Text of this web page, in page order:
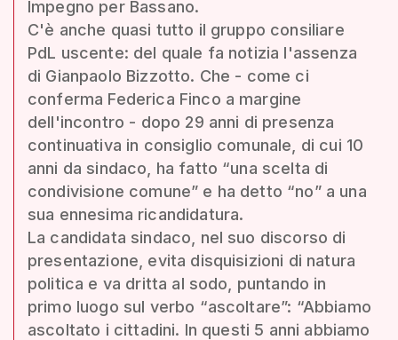
Impegno per Bassano.
C'è anche quasi tutto il gruppo consiliare
PdL uscente: del quale fa notizia l'assenza
di Gianpaolo Bizzotto. Che - come ci
conferma Federica Finco a margine
dell'incontro - dopo 29 anni di presenza
continuativa in consiglio comunale, di cui 10
anni da sindaco, ha fatto “una scelta di
condivisione comune” e ha detto “no” a una
sua ennesima ricandidatura.
La candidata sindaco, nel suo discorso di
presentazione, evita disquisizioni di natura
politica e va dritta al sodo, puntando in
primo luogo sul verbo “ascoltare”: “Abbiamo
ascoltato i cittadini. In questi 5 anni abbiamo